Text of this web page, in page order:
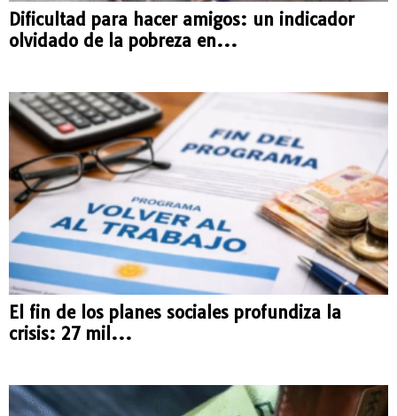
Dificultad para hacer amigos: un indicador
olvidado de la pobreza en...
El fin de los planes sociales profundiza la
crisis: 27 mil...